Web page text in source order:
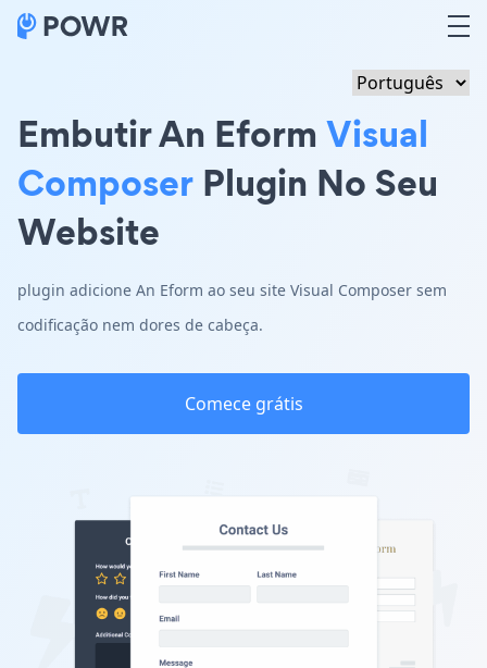
Embutir An Eform Visual
Composer Plugin No Seu
Website
plugin adicione An Eform ao seu site Visual Composer sem
codificação nem dores de cabeça.
Comece grátis